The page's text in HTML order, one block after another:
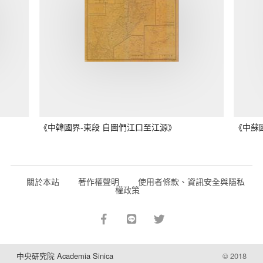
《中韓國界-東段 自圖們江口至江源》 《中
關於本站 著作權聲明 使用者條款、資訊安全與隱私
權政策
中央研究院 Academia Sinica © 2018